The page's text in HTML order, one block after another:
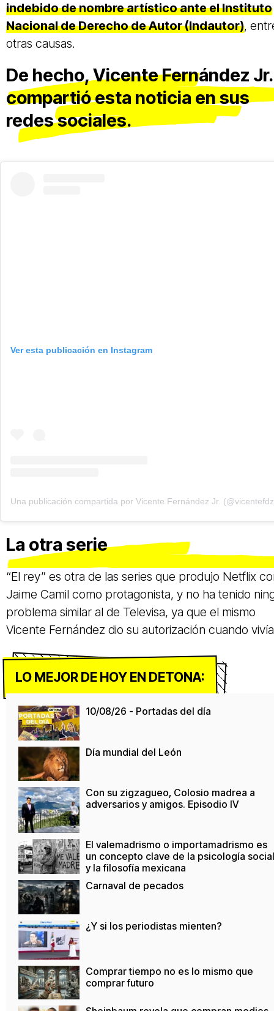
indebido de nombre artístico ante el Instituto
Nacional de Derecho de Autor (Indautor),
otras causas.
De hecho, Vicente Fernández
compartió esta noticia en sus
redes sociales.
Ver esta publicación en Instagram
Una publicación compartida por Vicente Fernández Jr.
La otra serie
“El rey” es otra de las series que produjo Netflix
Jaime Camil como protagonista, y no ha tenido
problema similar al de Televisa, ya que el mismo
Vicente Fernández dio su autorización cuando
LO MEJOR DE HOY EN DETONA:
10/08/26 - Portadas del día
Día mundial del León
Con su zigzagueo, Colosio madrea a
adversarios y amigos. Episodio IV
El valemadrismo o importamadrismo es
un concepto clave de la psicología social
y la filosofía mexicana
Carnaval de pecados
¿Y si los periodistas mienten?
Comprar tiempo no es lo mismo que
comprar futuro